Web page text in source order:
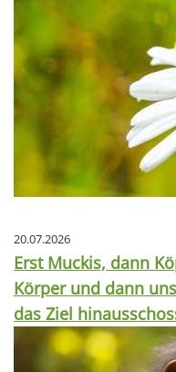
20.07.2026
Erst Muckis, dann
Körper und dann
das Ziel